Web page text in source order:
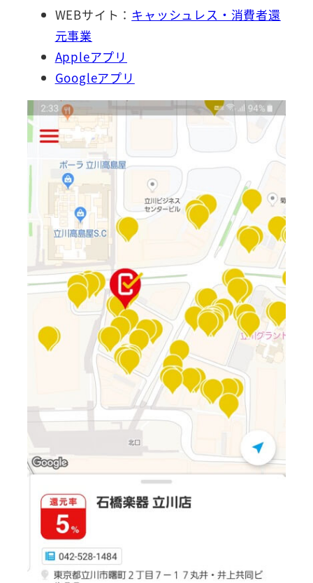
WEBサイト： キャッシュレス・消費者還
元事業
Appleアプリ
Googleアプリ